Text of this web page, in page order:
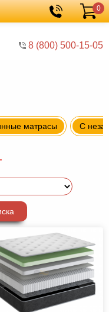
8 (800) 500-15-05
Корзина
0
матрасы C